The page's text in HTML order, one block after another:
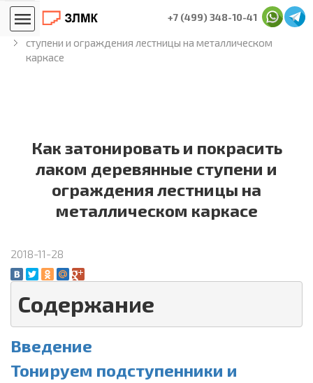
+7 (499) 348-10-41
Главная
Блог лестничников
Как затонировать и покрасить лаком деревянные
ступени и ограждения лестницы на металлическом
каркасе
Как затонировать и покрасить
лаком деревянные ступени и
ограждения лестницы на
металлическом каркасе
2018-11-28
Содержание
Введение
Тонируем подступенники и